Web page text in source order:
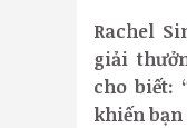
Rachel
giải
cho biết:
khiến